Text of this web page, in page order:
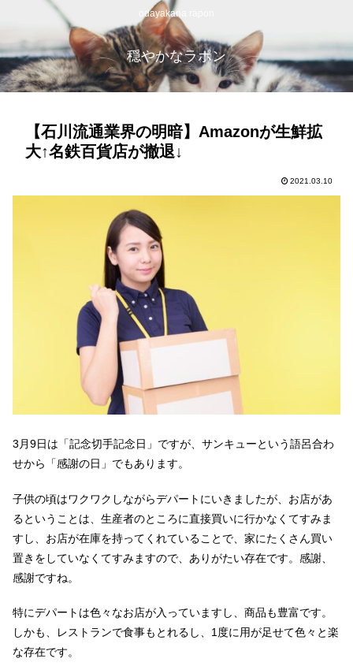
odayakana rapon
穏やかなラポン
【石川流通業界の明暗】Amazonが生鮮拡
大↑名鉄百貨店が撤退↓
2021.03.10
3月9日は「記念切手記念日」ですが、サンキューという語呂合わ
せから「感謝の日」でもあります。
子供の頃はワクワクしながらデパートにいきましたが、お店があ
るということは、生産者のところに直接買いに行かなくてすみま
すし、お店が在庫を持ってくれていることで、家にたくさん買い
置きをしていなくてすみますので、ありがたい存在です。感謝、
感謝ですね。
特にデパートは色々なお店が入っていますし、商品も豊富です。
しかも、レストランで食事もとれるし、1度に用が足せて色々と楽
な存在です。